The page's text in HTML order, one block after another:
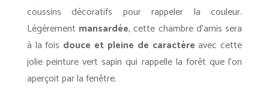
coussins décoratifs pour rappeler la couleur.
Légèrement mansardée, cette chambre d’amis sera
à la fois douce et pleine de caractère avec cette
jolie peinture vert sapin qui rappelle la forêt que l’on
aperçoit par la fenêtre.